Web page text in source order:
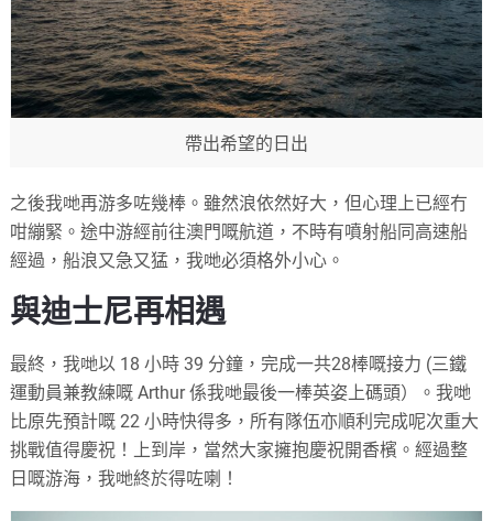
帶出希望的日出
之後我哋再游多咗幾棒。雖然浪依然好大，但心理上已經冇
咁繃緊。途中游經前往澳門嘅航道，不時有噴射船同高速船
經過，船浪又急又猛，我哋必須格外小心。
與迪士尼再相遇
最終，我哋以 18 小時 39 分鐘，完成一共28棒嘅接力 (三鐵
運動員兼教練嘅 Arthur 係我哋最後一棒英姿上碼頭）。我哋
比原先預計嘅 22 小時快得多，所有隊伍亦順利完成呢次重大
挑戰值得慶祝！上到岸，當然大家擁抱慶祝開香檳。經過整
日嘅游海，我哋終於得咗喇！